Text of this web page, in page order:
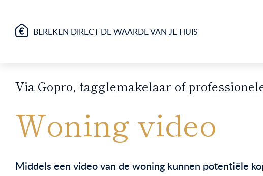
BEREKEN DIRECT DE WAARDE VAN JE HUIS
Via Gopro, tagglemakelaar of
Woning video
Middels een video van de woning kunnen potentiële